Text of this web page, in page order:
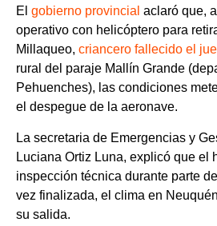
El gobierno provincial aclaró que,
operativo con helicóptero para
Millaqueo, criancero fallecido el
rural del paraje Mallín Grande
Pehuenches), las condiciones
el despegue de la aeronave.
La secretaria de Emergencias y
Luciana Ortiz Luna, explicó que el
inspección técnica durante parte
vez finalizada, el clima en
su salida.